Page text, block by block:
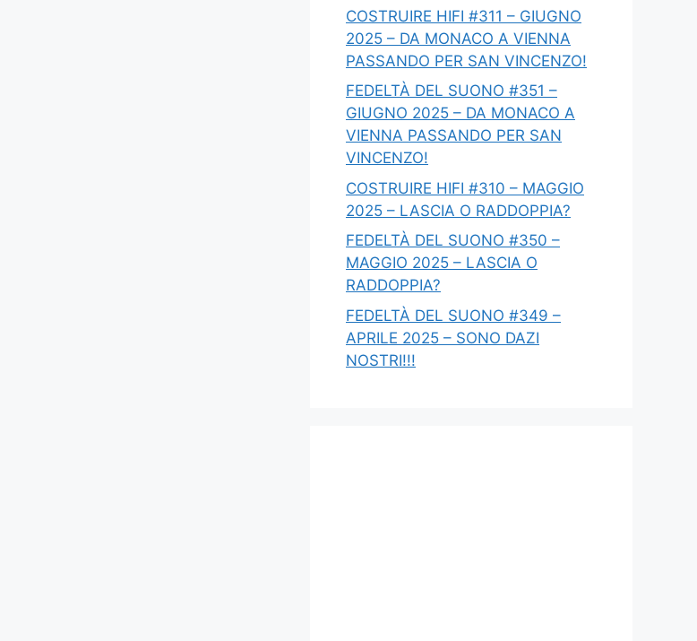
COSTRUIRE HIFI #311 – GIUGNO
2025 – DA MONACO A VIENNA
PASSANDO PER SAN VINCENZO!
FEDELTÀ DEL SUONO #351 –
GIUGNO 2025 – DA MONACO A
VIENNA PASSANDO PER SAN
VINCENZO!
COSTRUIRE HIFI #310 – MAGGIO
2025 – LASCIA O RADDOPPIA?
FEDELTÀ DEL SUONO #350 –
MAGGIO 2025 – LASCIA O
RADDOPPIA?
FEDELTÀ DEL SUONO #349 –
APRILE 2025 – SONO DAZI
NOSTRI!!!